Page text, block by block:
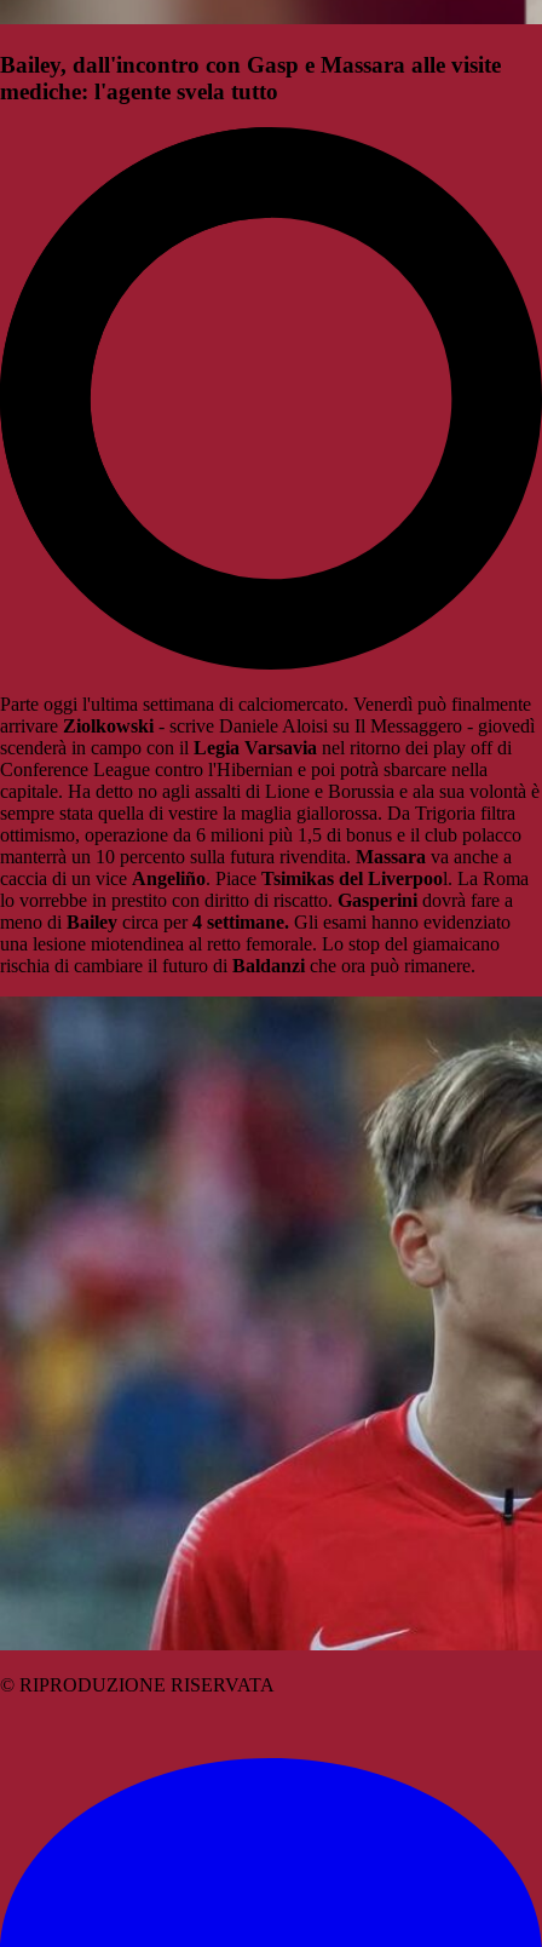
Bailey, dall'incontro con Gasp e Massara alle visite
mediche: l'agente svela tutto
Parte oggi l'ultima settimana di calciomercato. Venerdì può finalmente
arrivare Ziolkowski - scrive Daniele Aloisi su Il Messaggero - giovedì
scenderà in campo con il Legia Varsavia nel ritorno dei play off di
Conference League contro l'Hibernian e poi potrà sbarcare nella
capitale. Ha detto no agli assalti di Lione e Borussia e ala sua volontà è
sempre stata quella di vestire la maglia giallorossa. Da Trigoria filtra
ottimismo, operazione da 6 milioni più 1,5 di bonus e il club polacco
manterrà un 10 percento sulla futura rivendita. Massara va anche a
caccia di un vice Angeliño. Piace Tsimikas del Liverpool. La Roma
lo vorrebbe in prestito con diritto di riscatto. Gasperini dovrà fare a
meno di Bailey circa per4 settimane. Gli esami hanno evidenziato
una lesione miotendinea al retto femorale. Lo stop del giamaicano
rischia di cambiare il futuro di Baldanzi che ora può rimanere.
© RIPRODUZIONE RISERVATA